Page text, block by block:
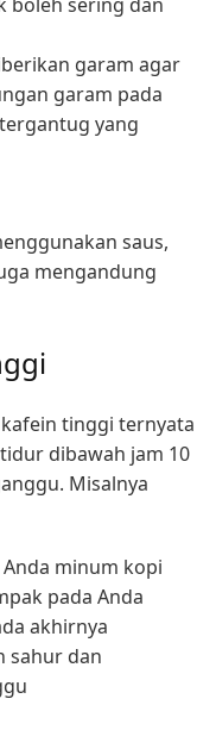
garam agar
garam pada
yang
saus,
mengandung
tinggi ternyata
dibawah jam 10
Misalnya
minum kopi
pada Anda
akhirnya
sahur dan